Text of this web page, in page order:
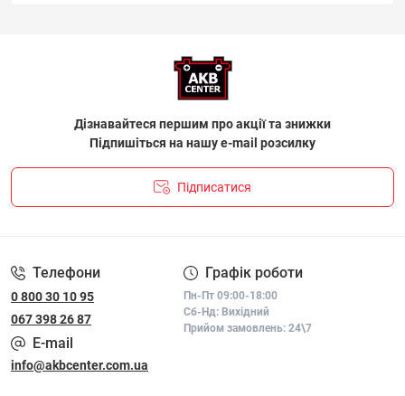
Дізнавайтеся першим про акції та знижки
Підпишіться на нашу e-mail розсилку
Підписатися
Телефони
0 800 30 10 95
067 398 26 87
Графік роботи
Пн-Пт 09:00-18:00
Сб-Нд: Вихідний
Прийом замовлень: 24\7
E-mail
info@akbcenter.com.ua